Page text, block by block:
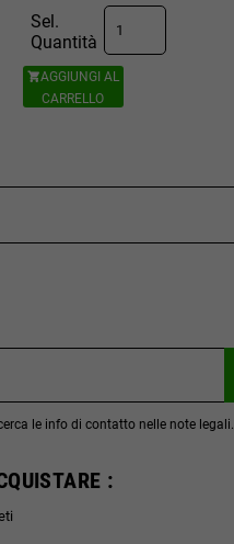
Sel.
Quantità
AGGIUNGI AL
CARRELLO
le info di contatto nelle note legali.
: